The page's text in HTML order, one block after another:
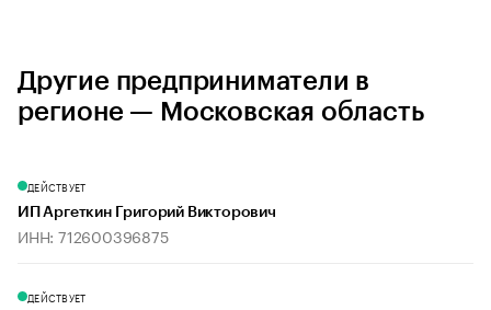
Другие предприниматели в
регионе — Московская область
ДЕЙСТВУЕТ
ИП Аргеткин Григорий Викторович
ИНН: 712600396875
ДЕЙСТВУЕТ